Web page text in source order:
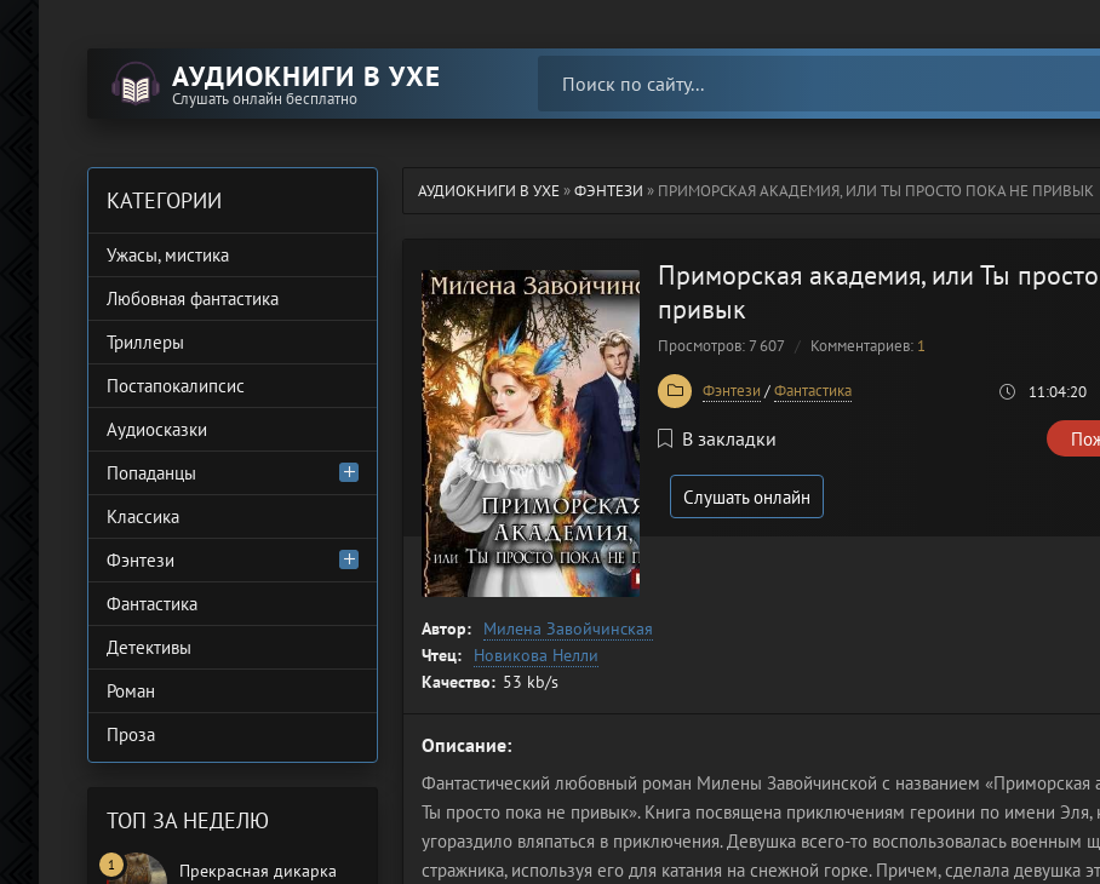
АУДИОКНИГИ В УХЕ
Слушать онлайн бесплатно
АУДИОКНИГИ В УХЕ»ФЭНТЕЗИ » ПРИМОРСКАЯ АКАДЕМИЯ, ИЛИ ТЫ ПРОСТО ПОКА НЕ ПРИВЫК
Приморская академия, или Ты
привык
Просмотров: 7 607 Комментариев: 1
Фэнтези /Фантастика 11:04:20
В закладки
Слушать онлайн
Автор:
Милена Завойчинская
Чтец:
Новикова Нелли
Качество: 53 kb/s
Описание:
Фантастический любовный роман Милены Завойчинской с названием «Приморская
Ты просто пока не привык». Книга посвящена приключениям героини по имени Эля,
угораздило вляпаться в приключения. Девушка всего-то воспользовалась военным
стражника, используя его для катания на снежной горке. Причем, сделала девушка
КАТЕГОРИИ
Ужасы, мистика
Любовная фантастика
Триллеры
Постапокалипсис
Аудиосказки
Попаданцы
Классика
Фэнтези
Фантастика
Детективы
Роман
Проза
ТОП ЗА НЕДЕЛЮ
Прекрасная дикарка